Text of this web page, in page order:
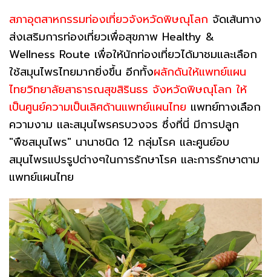
สภาอุตสาหกรรมท่องเที่ยวจังหวัดพิษณุโลก จัดเส้นทาง
ส่งเสริมการท่องเที่ยวเพื่อสุขภาพ Healthy &
Wellness Route เพื่อให้นักท่องเที่ยวได้มาชมและเลือก
ใช้สมุนไพรไทยมากยิ่งขึ้น อีกทั้งผลักดันให้แพทย์แผน
ไทยวิทยาลัยสาธารณสุขสิรินธร จังหวัดพิษณุโลก ให้
เป็นศูนย์ความเป็นเลิศด้านแพทย์แผนไทย แพทย์ทางเลือก
ความงาม และสมุนไพรครบวงจร ซึ่งที่นี่ มีการปลูก
"พืชสมุนไพร" นานาชนิด 12 กลุ่มโรค และศูนย์อบ
สมุนไพรแปรรูปต่างๆในการรักษาโรค และการรักษาตาม
แพทย์แผนไทย